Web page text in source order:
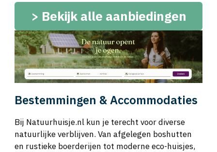
> Bekijk alle aanbiedingen
Bestemmingen & Accommodaties
Bij Natuurhuisje.nl kun je terecht voor diverse
natuurlijke verblijven. Van afgelegen boshutten
en rustieke boerderijen tot moderne eco-huisjes,